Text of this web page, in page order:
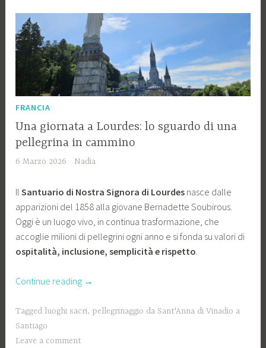
FRANCIA
Una giornata a Lourdes: lo sguardo di una
pellegrina in cammino
6 Marzo 2026 Nadia
IlSantuario di Nostra Signora di Lourdes nasce dalle
apparizioni del 1858 alla giovane Bernadette Soubirous.
Oggi è un luogo vivo, in continua trasformazione, che
accoglie milioni di pellegrini ogni anno e si fonda su valori di
ospitalità, inclusione, semplicità e rispetto
Continue reading “Una
a
→
Tagged luoghi sacri, pellegrinaggio da Sant'Anna di Vinadio a
Santiago
Leave a comment